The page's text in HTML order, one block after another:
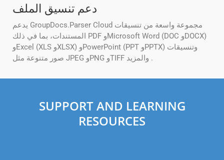
دعم تنسيق الملف
يدعم GroupDocs.Parser Cloud مجموعة واسعة من تنسيقات
المستندات، بما في ذلك PDF وMicrosoft Word (DOC وDOCX)
وExcel (XLS وXLSX) وPowerPoint (PPT وPPTX) وتنسيقات
صور متنوعة مثل JPEG وPNG وTIFF والمزيد .
SUPPORT AND LEARNING
RESOURCES